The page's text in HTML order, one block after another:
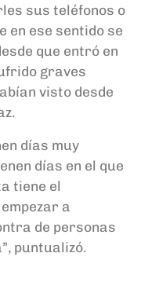
sus teléfonos o
en ese sentido se
que entró en
graves
visto desde
días muy
días en el que
tiene el
a
de personas
puntualizó.